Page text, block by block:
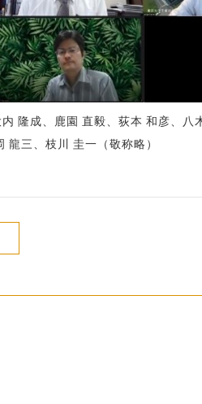
内 隆成、鹿園 直毅、荻本 和彦、
三、枝川 圭一（敬称略）